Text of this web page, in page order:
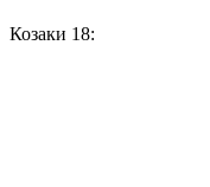
Козаки 18: